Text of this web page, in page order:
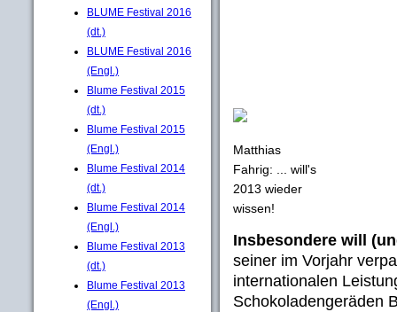
BLUME Festival 2016
(dt.)
BLUME Festival 2016
(Engl.)
Blume Festival 2015
(dt.)
Blume Festival 2015
(Engl.)
Blume Festival 2014
(dt.)
Blume Festival 2014
(Engl.)
Blume Festival 2013
(dt.)
Blume Festival 2013
(Engl.)
Matthias
Fahrig: ... will's
2013 wieder
wissen!
Insbesondere will
seiner im Vorjahr
internationalen
Schokoladengeräden